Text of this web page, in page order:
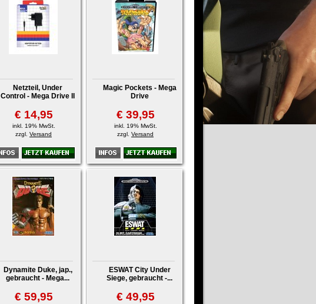
Netzteil, Under
Control - Mega Drive II
€ 14,95
inkl. 19% MwSt.
zzgl. Versand
Magic Pockets - Mega
Drive
€ 39,95
inkl. 19% MwSt.
zzgl. Versand
Dynamite Duke, jap.,
gebraucht - Mega...
€ 59,95
ESWAT City Under
Siege, gebraucht -...
€ 49,95